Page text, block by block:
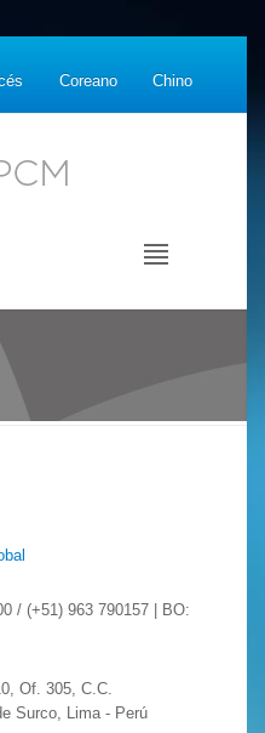
Coreano Chino
/ (+51) 963 790157 | BO:
Of. 305, C.C.
Surco, Lima - Perú